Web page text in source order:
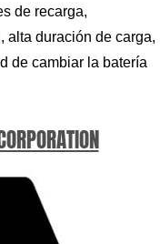
de recarga,
alta duración de carga,
de cambiar la batería